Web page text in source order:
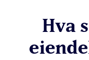
Hva